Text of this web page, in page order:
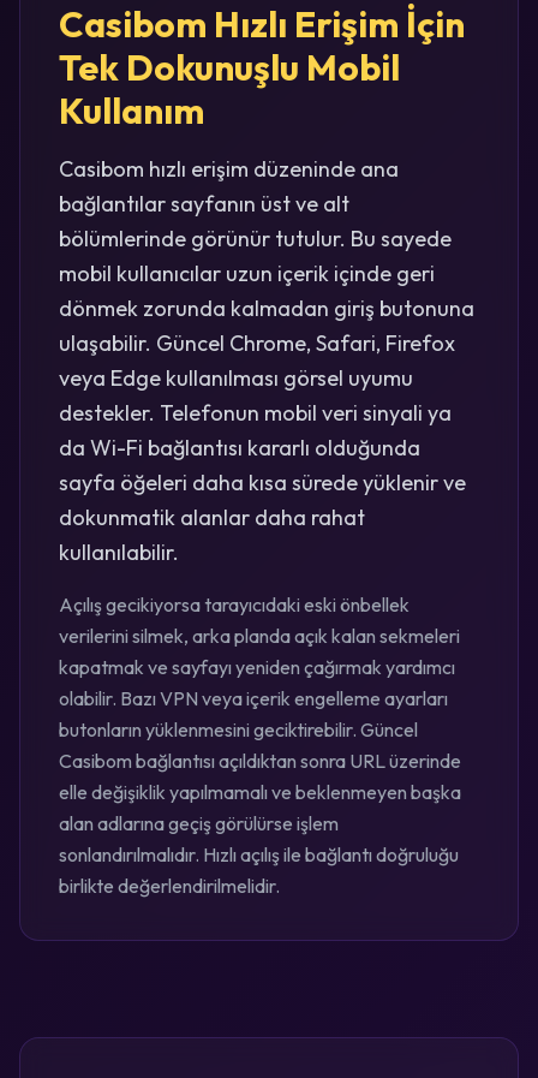
Casibom Hızlı Erişim İçin
Tek Dokunuşlu Mobil
Kullanım
Casibom hızlı erişim düzeninde ana
bağlantılar sayfanın üst ve alt
bölümlerinde görünür tutulur. Bu sayede
mobil kullanıcılar uzun içerik içinde geri
dönmek zorunda kalmadan giriş butonuna
ulaşabilir. Güncel Chrome, Safari, Firefox
veya Edge kullanılması görsel uyumu
destekler. Telefonun mobil veri sinyali ya
da Wi-Fi bağlantısı kararlı olduğunda
sayfa öğeleri daha kısa sürede yüklenir ve
dokunmatik alanlar daha rahat
kullanılabilir.
Açılış gecikiyorsa tarayıcıdaki eski önbellek
verilerini silmek, arka planda açık kalan sekmeleri
kapatmak ve sayfayı yeniden çağırmak yardımcı
olabilir. Bazı VPN veya içerik engelleme ayarları
butonların yüklenmesini geciktirebilir. Güncel
Casibom bağlantısı açıldıktan sonra URL üzerinde
elle değişiklik yapılmamalı ve beklenmeyen başka
alan adlarına geçiş görülürse işlem
sonlandırılmalıdır. Hızlı açılış ile bağlantı doğruluğu
birlikte değerlendirilmelidir.